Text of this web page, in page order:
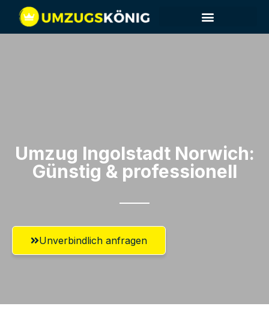
Umzug Ingolstadt​ Norwich:
Günstig & professionell​
Unverbindlich anfragen